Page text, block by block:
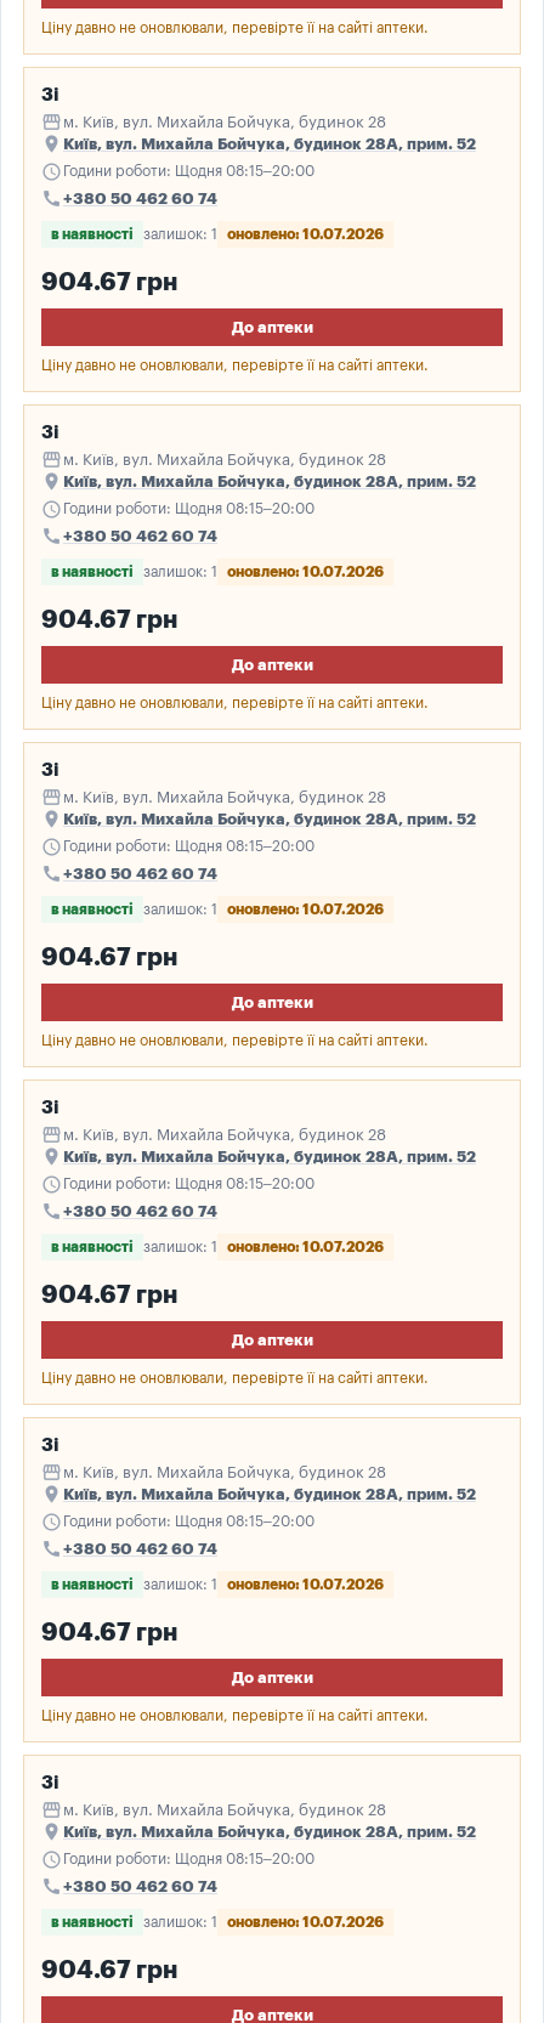
Ціну давно не оновлювали, перевірте її на сайті аптеки.
3і
storefront м. Київ, вул. Михайла Бойчука, будинок 28
place Київ, вул. Михайла Бойчука, будинок 28А, прим. 52
schedule Години роботи: Щодня 08:15–20:00
call +380 50 462 60 74
в наявності залишок: 1 оновлено: 10.07.2026
904.67 грн
До аптеки
Ціну давно не оновлювали, перевірте її на сайті аптеки.
3і
storefront м. Київ, вул. Михайла Бойчука, будинок 28
place Київ, вул. Михайла Бойчука, будинок 28А, прим. 52
schedule Години роботи: Щодня 08:15–20:00
call +380 50 462 60 74
в наявності залишок: 1 оновлено: 10.07.2026
904.67 грн
До аптеки
Ціну давно не оновлювали, перевірте її на сайті аптеки.
3і
storefront м. Київ, вул. Михайла Бойчука, будинок 28
place Київ, вул. Михайла Бойчука, будинок 28А, прим. 52
schedule Години роботи: Щодня 08:15–20:00
call +380 50 462 60 74
в наявності залишок: 1 оновлено: 10.07.2026
904.67 грн
До аптеки
Ціну давно не оновлювали, перевірте її на сайті аптеки.
3і
storefront м. Київ, вул. Михайла Бойчука, будинок 28
place Київ, вул. Михайла Бойчука, будинок 28А, прим. 52
schedule Години роботи: Щодня 08:15–20:00
call +380 50 462 60 74
в наявності залишок: 1 оновлено: 10.07.2026
904.67 грн
До аптеки
Ціну давно не оновлювали, перевірте її на сайті аптеки.
3і
storefront м. Київ, вул. Михайла Бойчука, будинок 28
place Київ, вул. Михайла Бойчука, будинок 28А, прим. 52
schedule Години роботи: Щодня 08:15–20:00
call +380 50 462 60 74
в наявності залишок: 1 оновлено: 10.07.2026
904.67 грн
До аптеки
Ціну давно не оновлювали, перевірте її на сайті аптеки.
3і
storefront м. Київ, вул. Михайла Бойчука, будинок 28
place Київ, вул. Михайла Бойчука, будинок 28А, прим. 52
schedule Години роботи: Щодня 08:15–20:00
call +380 50 462 60 74
в наявності залишок: 1 оновлено: 10.07.2026
904.67 грн
До аптеки